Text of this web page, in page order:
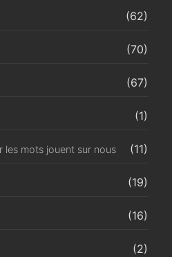
(62)
(70)
(67)
(1)
les mots jouent sur nous (11)
(19)
(16)
(2)